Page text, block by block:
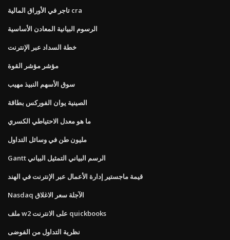
تاجر في الأوراق المالية cra
الرسوم البيانية المعادن الأساسية
خطة السداد عبر الإنترنت
مؤشر مؤشر القوة
سوق الأسهم النبيذ مهيب
الصينية يوان الفوركس بطاقة
ما هو معدل الاحتياطي الكسري
مليون طن في وسائل التداول
Gantt الرسم البياني التمثيل البياني
قيمة ماجستير إدارة الأعمال عبر الإنترنت في الهند
Nasdaq الآجلة سعر الاغلاق
ملف w2 على الانترنت quickbooks
نظرية التداول من الفوضى